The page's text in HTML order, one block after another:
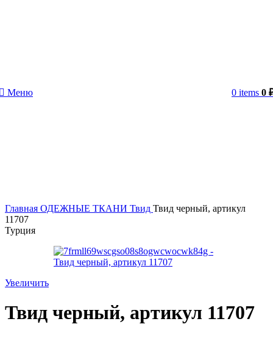
Меню 0 items 0
Главная ОДЕЖНЫЕ ТКАНИ Твид Твид черный, артикул
11707
Турция
Увеличить
Твид черный, артикул 11707